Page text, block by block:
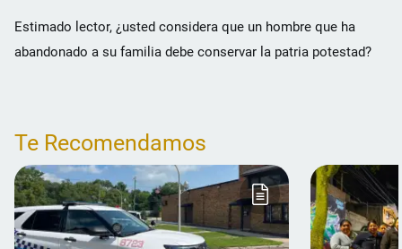
Estimado lector, ¿usted considera que un hombre que ha
abandonado a su familia debe conservar la patria potestad?
Te Recomendamos